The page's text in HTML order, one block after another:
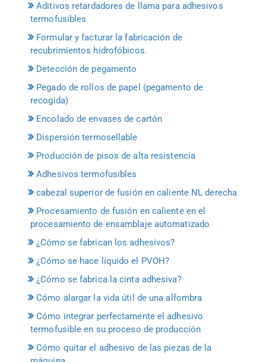
Aditivos retardadores de llama para adhesivos
termofusibles
Formular y facturar la fabricación de
recubrimientos hidrofóbicos.
Detección de pegamento
Pegado de rollos de papel (pegamento de
recogida)
Encolado de envases de cartón
Dispersión termosellable
Producción de pisos de alta resistencia
Adhesivos termofusibles
cabezal superior de fusión en caliente NL derecha
Procesamiento de fusión en caliente en el
procesamiento de ensamblaje automatizado
¿Cómo se fabrican los adhesivos?
¿Cómo se hace líquido el PVOH?
¿Cómo se fabrica la cinta adhesiva?
Cómo alargar la vida útil de una alfombra
Cómo integrar perfectamente el adhesivo
termofusible en su proceso de producción
Cómo quitar el adhesivo de las piezas de la